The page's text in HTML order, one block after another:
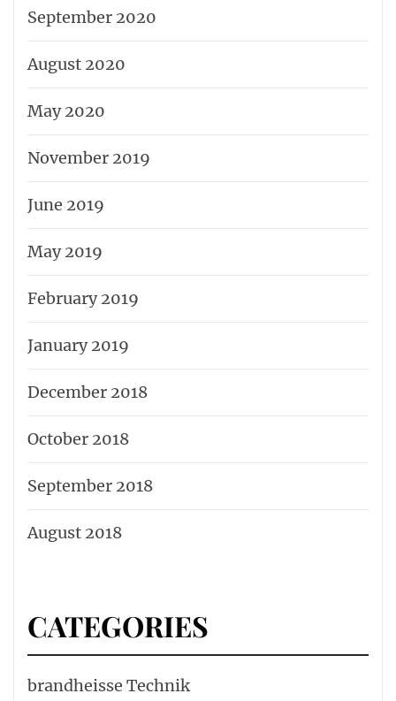
September 2020
August 2020
May 2020
November 2019
June 2019
May 2019
February 2019
January 2019
December 2018
October 2018
September 2018
August 2018
CATEGORIES
brandheisse Technik